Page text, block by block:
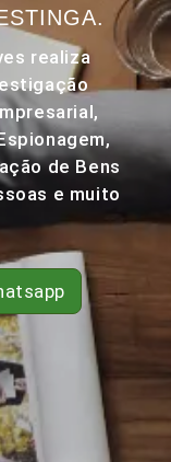
realiza
de Bens
e muito